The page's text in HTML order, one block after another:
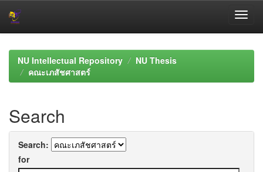
navigationNU Intellectual Repository
NU Thesis
คณะเภสัชศาสตร์
Search
Search:
for